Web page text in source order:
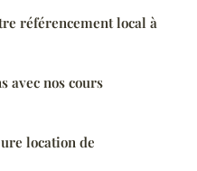
référencement local à
avec nos cours
location de